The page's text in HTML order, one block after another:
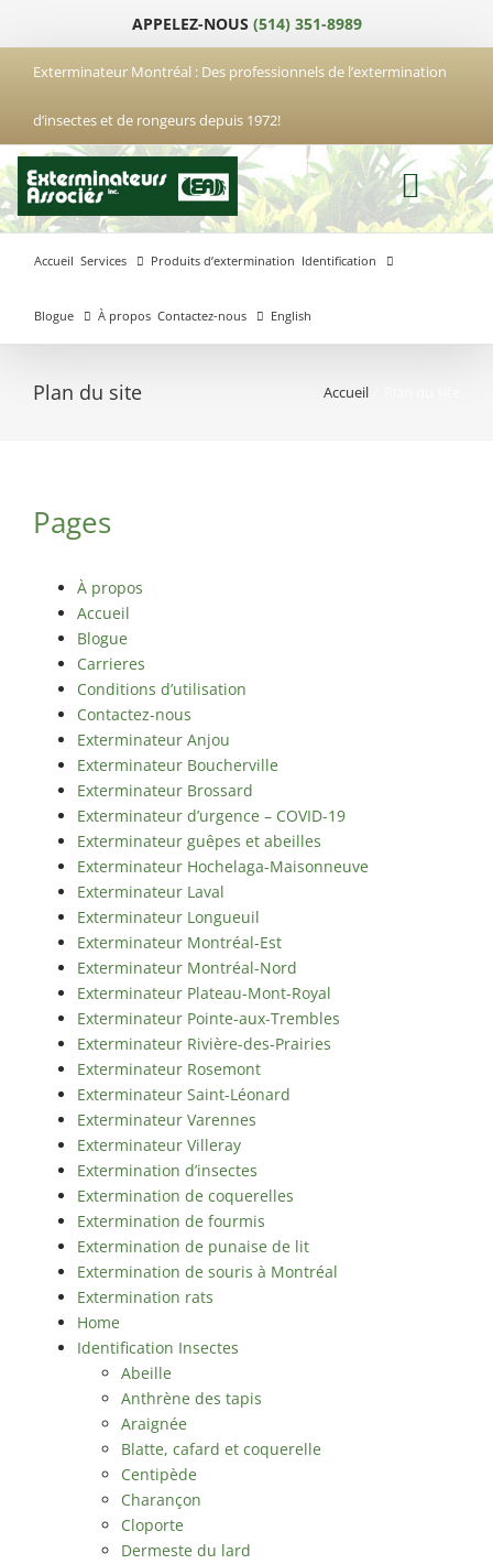
contenu
APPELEZ-NOUS (514) 351-8989
Exterminateur Montréal : Des professionnels de l’extermination
d’insectes et de rongeurs depuis 1972!
Accueil Services Produits d’extermination Identification
Blogue À propos Contactez-nous
Exterminateur
Nord
Exterminateur
Montréal-Est
Exterminateur
Plateau-Mont-
Royal
Exterminateur
Pointe-aux-
Trembles
Exterminateur
Villeray-St-
Michel-Parc-
Extension
Exterminateur
Rosemont / La
Petite Patrie
Exterminateur
Rivière-des-
Prairies
Exterminateur
St-Léonard
Exterminateur
English
Plan du site Accueil
Pages
À propos
Accueil
Blogue
Carrieres
Conditions d’utilisation
Contactez-nous
Exterminateur Anjou
Exterminateur Boucherville
Exterminateur Brossard
Exterminateur d’urgence – COVID-19
Exterminateur guêpes et abeilles
Exterminateur Hochelaga-Maisonneuve
Exterminateur Laval
Exterminateur Longueuil
Exterminateur Montréal-Est
Exterminateur Montréal-Nord
Exterminateur Plateau-Mont-Royal
Exterminateur Pointe-aux-Trembles
Exterminateur Rivière-des-Prairies
Exterminateur Rosemont
Exterminateur Saint-Léonard
Exterminateur Varennes
Exterminateur Villeray
Extermination d’insectes
Extermination de coquerelles
Extermination de fourmis
Extermination de punaise de lit
Extermination de souris à Montréal
Extermination rats
Home
Identification Insectes
Abeille
Anthrène des tapis
Araignée
Blatte, cafard et coquerelle
Centipède
Charançon
Cloporte
Dermeste du lard